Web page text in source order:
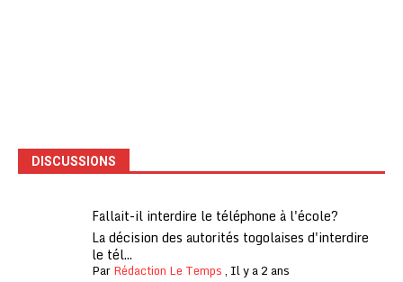
DISCUSSIONS
Fallait-il interdire le téléphone à l'école?
La décision des autorités togolaises d'interdire
le tél...
ParRédaction Le Temps, Il y a 2 ans